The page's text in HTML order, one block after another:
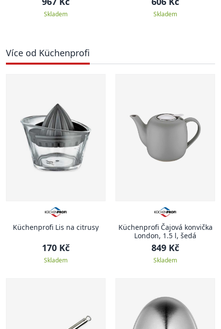
Skladem Skladem
Více od Küchenprofi
Küchenprofi Lis na citrusy
170 Kč
Skladem
Küchenprofi Čajová konvička
London, 1.5 l, šedá
849 Kč
Skladem